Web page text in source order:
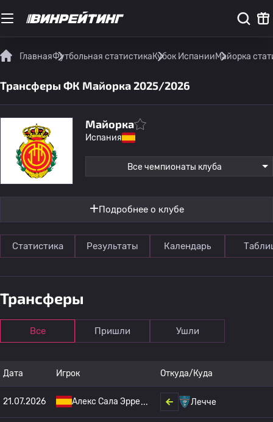
ГлавнаяФутбольная статистикаКубок ИспанииМайорка
Трансферы ФК Майорка 2025/2026
Майорка
Испания
Все чемпионаты клуба
Подробнее о клубе
Статистика Результаты Календарь
Трансферы
Все Пришли Ушли
Дата Игрок Откуда/Куда
21.07.2026 Алекс Сала Эрре Лечче